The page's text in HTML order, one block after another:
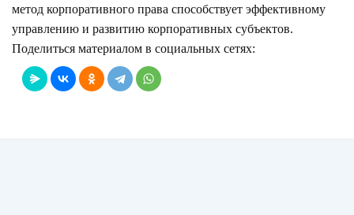
метод корпоративного права способствует эффективному
управлению и развитию корпоративных субъектов.
Поделиться материалом в социальных сетях: